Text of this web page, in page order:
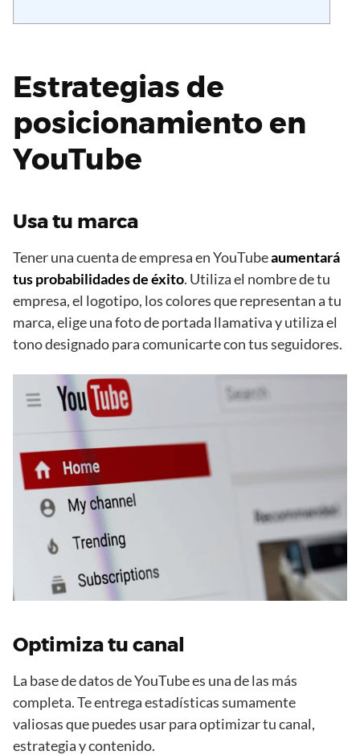
Estrategias de
posicionamiento en
YouTube
Usa tu marca
Tener una cuenta de empresa en YouTubeaumentará
tus probabilidades de éxito. Utiliza el nombre de tu
empresa, el logotipo, los colores que representan a tu
marca, elige una foto de portada llamativa y utiliza el
tono designado para comunicarte con tus seguidores.
Optimiza tu canal
La base de datos de YouTube es una de las más
completa. Te entrega estadísticas sumamente
valiosas que puedes usar para optimizar tu canal,
estrategia y contenido.